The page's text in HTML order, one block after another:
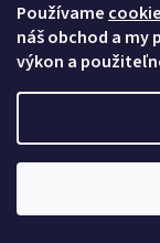
Používame
náš obchod a my
výkon a
€9,39
★ Super cena ★